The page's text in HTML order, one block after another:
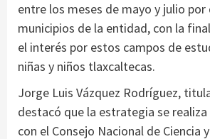
entre los meses de mayo y julio
municipios de la entidad, con la
el interés por estos campos de
niñas y niños tlaxcaltecas.
Jorge Luis Vázquez Rodríguez,
destacó que la estrategia se
con el Consejo Nacional de Ciencia